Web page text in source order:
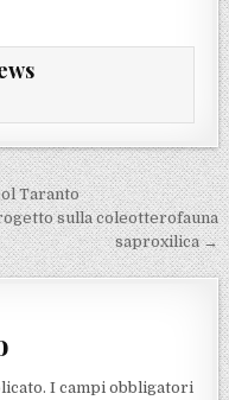
Taranto
sulla coleotterofauna
saproxilica →
I campi obbligatori